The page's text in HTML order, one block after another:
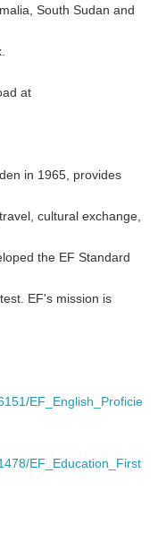
South Sudan and
at
in 1965, provides
cultural exchange,
the EF Standard
EF's mission is
EF_English_Proficie
EF_Education_First